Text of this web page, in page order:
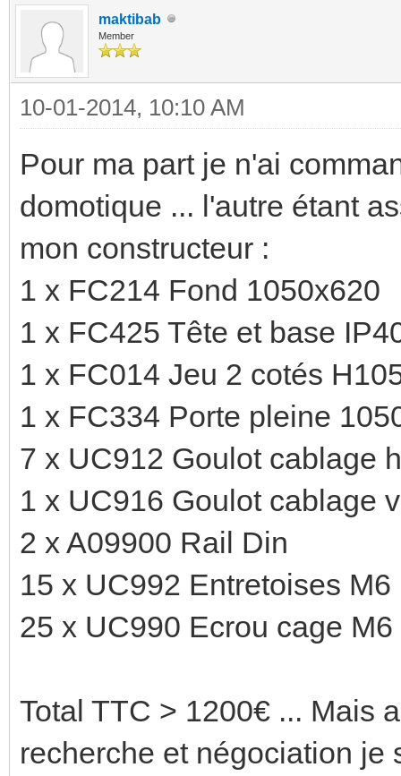
maktibab
Member
10-01-2014, 10:10 AM
Pour ma part je n'ai
domotique ... l'autre étant
mon constructeur :
1 x FC214 Fond 1050x620
1 x FC425 Tête et base
1 x FC014 Jeu 2 cotés
1 x FC334 Porte pleine
7 x UC912 Goulot cablage
1 x UC916 Goulot cablage
2 x A09900 Rail Din
15 x UC992 Entretoises M6
25 x UC990 Ecrou cage M6
Total TTC > 1200€ ... Mais
recherche et négociation je